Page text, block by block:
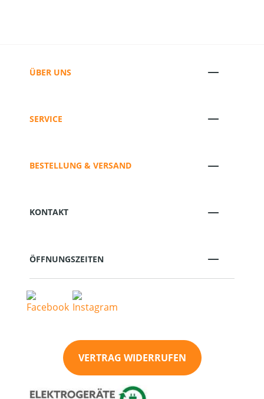
ÜBER UNS
SERVICE
BESTELLUNG & VERSAND
KONTAKT
ÖFFNUNGSZEITEN
VERTRAG WIDERRUFEN